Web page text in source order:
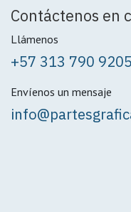
Contáctenos en
Llámenos
+57 313 790 9205
Envíenos un mensaje